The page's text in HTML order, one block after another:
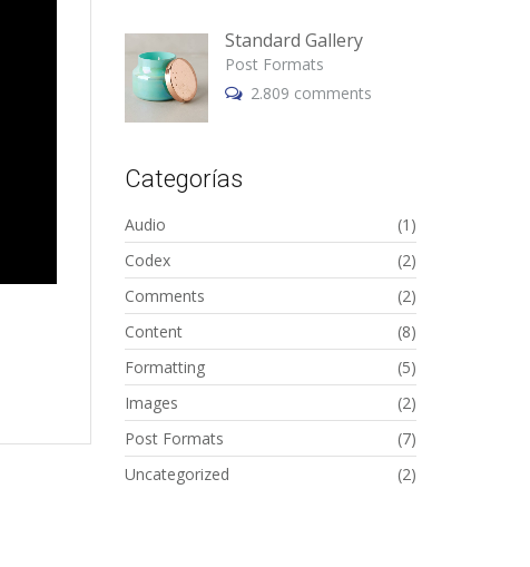
Standard Gallery
Post Formats
2.809 comments
Categorías
Audio
(1)
Codex
(2)
Comments
(2)
Content
(8)
Formatting
(5)
Images
(2)
Post Formats
(7)
Uncategorized
(2)